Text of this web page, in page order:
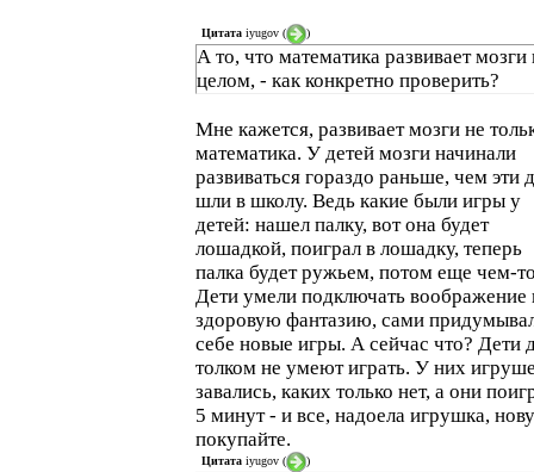
Цитата iyugov ( )
А то, что математика развивает мозги
целом, - как конкретно проверить?
Мне кажется, развивает мозги не
математика. У детей мозги начинали
развиваться гораздо раньше, чем эти
шли в школу. Ведь какие были игры у
детей: нашел палку, вот она будет
лошадкой, поиграл в лошадку, теперь
палка будет ружьем, потом еще чем-
Дети умели подключать воображение
здоровую фантазию, сами
себе новые игры. А сейчас что? Дети
толком не умеют играть. У них
завались, каких только нет, а они
5 минут - и все, надоела игрушка,
покупайте.
Цитата iyugov ( )